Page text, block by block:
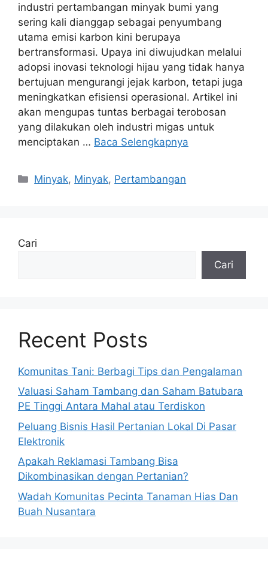
industri pertambangan minyak bumi yang
sering kali dianggap sebagai penyumbang
utama emisi karbon kini berupaya
bertransformasi. Upaya ini diwujudkan melalui
adopsi inovasi teknologi hijau yang tidak hanya
bertujuan mengurangi jejak karbon, tetapi juga
meningkatkan efisiensi operasional. Artikel ini
akan mengupas tuntas berbagai terobosan
yang dilakukan oleh industri migas untuk
menciptakan … Baca Selengkapnya
Kategori
Minyak, Minyak, Pertambangan
Cari
Cari
Recent Posts
Komunitas Tani: Berbagi Tips dan Pengalaman
Valuasi Saham Tambang dan Saham Batubara
PE Tinggi Antara Mahal atau Terdiskon
Peluang Bisnis Hasil Pertanian Lokal Di Pasar
Elektronik
Apakah Reklamasi Tambang Bisa
Dikombinasikan dengan Pertanian?
Wadah Komunitas Pecinta Tanaman Hias Dan
Buah Nusantara